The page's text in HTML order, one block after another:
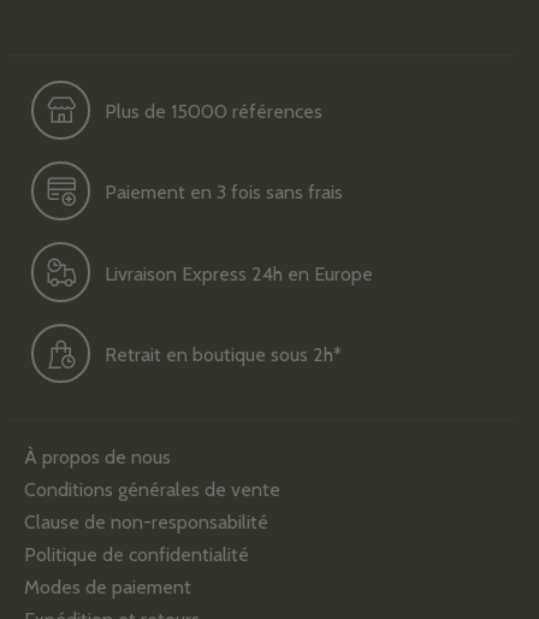
Plus de 15000 références
Paiement en 3 fois sans frais
Livraison Express 24h en Europe
Retrait en boutique sous 2h*
À propos de nous
Conditions générales de vente
Clause de non-responsabilité
Politique de confidentialité
Modes de paiement